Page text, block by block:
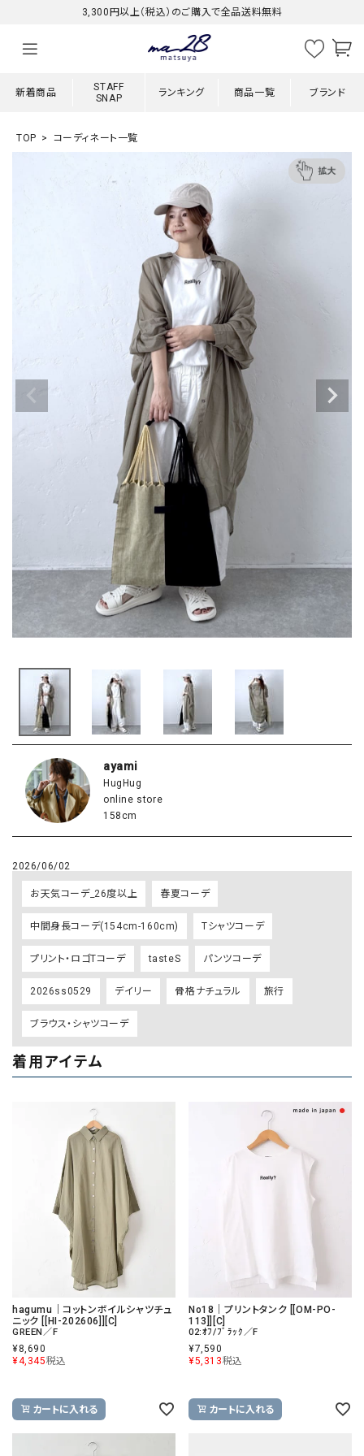
3,300円以上（税込）のご購入で全品送料無料
新着商品
STAFF
SNAP
ランキング 商品一覧 ブランド
TOP コーディネート一覧
ayami
HugHug
online store
158cm
2026/06/02
お天気コーデ_26度以上 春夏コーデ
中間身長コーデ(154cm-160cm) Tシャツコーデ
プリント・ロゴTコーデ tasteS パンツコーデ
2026ss0529 デイリー 骨格ナチュラル 旅行
ブラウス・シャツコーデ
着用アイテム
hagumu｜コットンボイルシャツチュ
ニック [[HI-202606]][C]
GREEN／F
¥8,690
¥4,345税込
カートに入れる
No18｜プリントタンク [[OM-PO-
113]][C]
02:ｵﾌ/ﾌﾞﾗｯｸ／F
¥7,590
¥5,313税込
カートに入れる